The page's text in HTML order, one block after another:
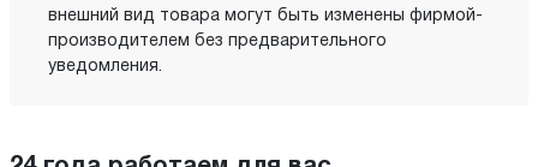
внешний вид товара могут быть изменены фирмой-
производителем без предварительного
уведомления.